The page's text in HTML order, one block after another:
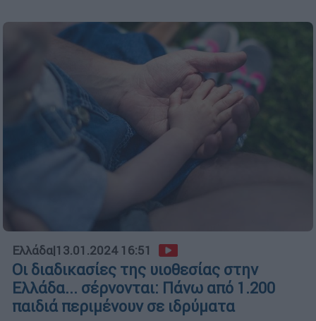
Ελλάδα|13.01.2024 16:51
Οι διαδικασίες της υιοθεσίας στην
Ελλάδα... σέρνονται: Πάνω από 1.200
παιδιά περιμένουν σε ιδρύματα